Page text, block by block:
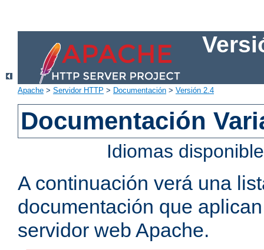
Apache > Servidor HTTP > Documentación > Versión 2.4
Documentación
Idiomas
A continuación verá una
documentación que
servidor web Apache.